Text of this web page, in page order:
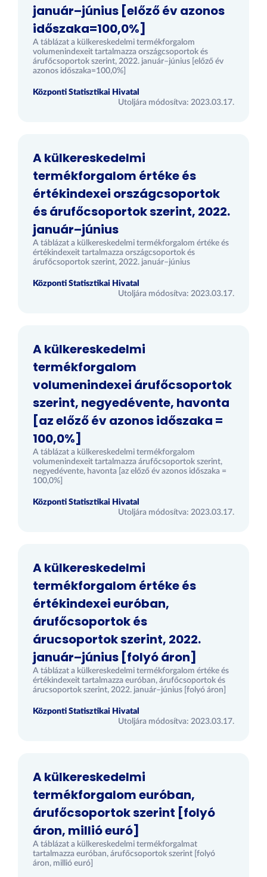
január–június [előző év azonos
időszaka=100,0%]
A táblázat a külkereskedelmi termékforgalom
volumenindexeit tartalmazza országcsoportok és
árufőcsoportok szerint, 2022. január–június [előző év
azonos időszaka=100,0%]
Központi Statisztikai Hivatal
Utoljára módosítva: 2023.03.17.
A külkereskedelmi
termékforgalom értéke és
értékindexei országcsoportok
és árufőcsoportok szerint, 2022.
január–június
A táblázat a külkereskedelmi termékforgalom értéke és
értékindexeit tartalmazza országcsoportok és
árufőcsoportok szerint, 2022. január–június
Központi Statisztikai Hivatal
Utoljára módosítva: 2023.03.17.
A külkereskedelmi
termékforgalom
volumenindexei árufőcsoportok
szerint, negyedévente, havonta
[az előző év azonos időszaka =
100,0%]
A táblázat a külkereskedelmi termékforgalom
volumenindexeit tartalmazza árufőcsoportok szerint,
negyedévente, havonta [az előző év azonos időszaka =
100,0%]
Központi Statisztikai Hivatal
Utoljára módosítva: 2023.03.17.
A külkereskedelmi
termékforgalom értéke és
értékindexei euróban,
árufőcsoportok és
árucsoportok szerint, 2022.
január–június [folyó áron]
A táblázat a külkereskedelmi termékforgalom értéke és
értékindexeit tartalmazza euróban, árufőcsoportok és
árucsoportok szerint, 2022. január–június [folyó áron]
Központi Statisztikai Hivatal
Utoljára módosítva: 2023.03.17.
A külkereskedelmi
termékforgalom euróban,
árufőcsoportok szerint [folyó
áron, millió euró]
A táblázat a külkereskedelmi termékforgalmat
tartalmazza euróban, árufőcsoportok szerint [folyó
áron, millió euró]